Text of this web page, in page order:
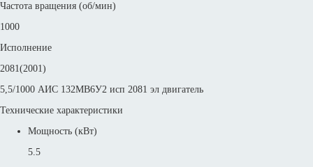
Частота вращения (об/мин)
1000
Исполнение
2081(2001)
5,5/1000 АИС 132MВ6У2 исп 2081 эл двигатель
Технические характеристики
Мощность (кВт)
5.5